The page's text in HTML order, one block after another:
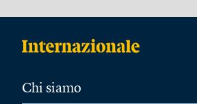
Chi siamo